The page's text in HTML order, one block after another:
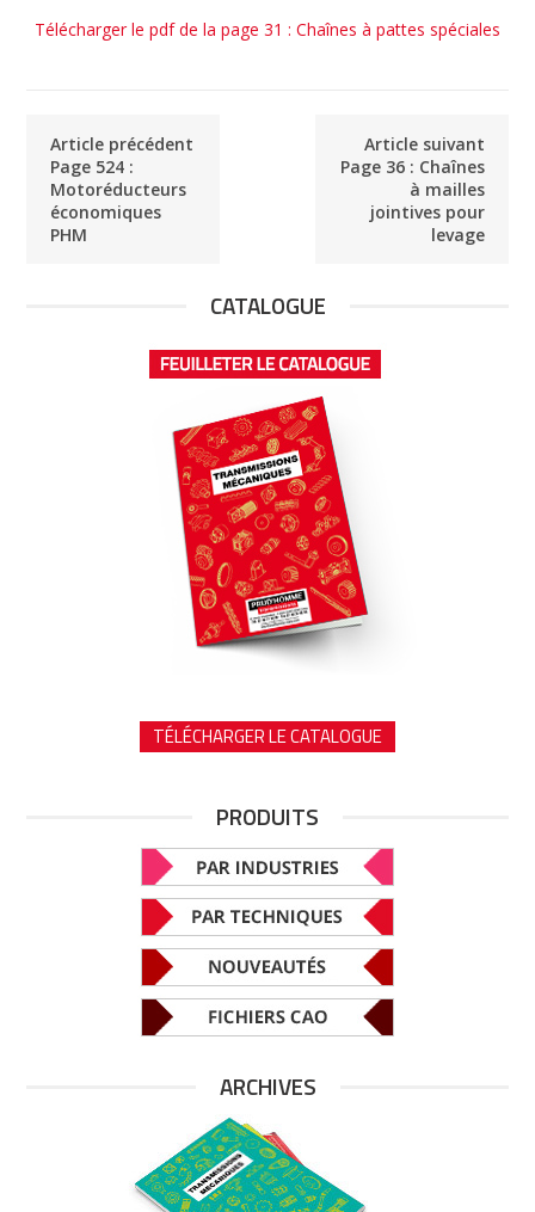
Télécharger le pdf de la page 31 : Chaînes à pattes spéciales
Article précédent
Page 524 :
Motoréducteurs
économiques
PHM
Article suivant
Page 36 : Chaînes
à mailles
jointives pour
levage
CATALOGUE
TÉLÉCHARGER LE CATALOGUE
PRODUITS
ARCHIVES